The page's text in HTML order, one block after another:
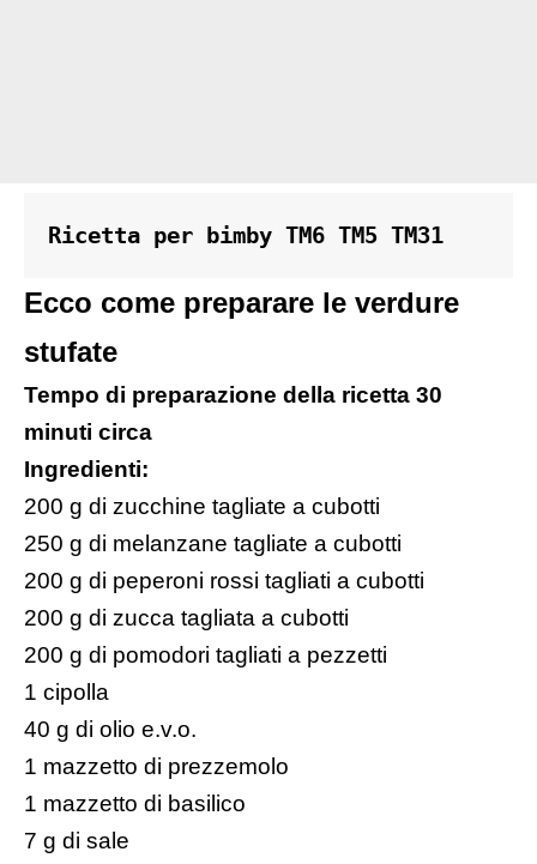
Ricetta per bimby TM6 TM5 TM31
Ecco come preparare le verdure
stufate
Tempo di preparazione della ricetta 30
minuti circa
Ingredienti:
200 g di zucchine tagliate a cubotti
250 g di melanzane tagliate a cubotti
200 g di peperoni rossi tagliati a cubotti
200 g di zucca tagliata a cubotti
200 g di pomodori tagliati a pezzetti
1 cipolla
40 g di olio e.v.o.
1 mazzetto di prezzemolo
1 mazzetto di basilico
7 g di sale